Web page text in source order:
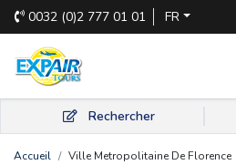
0032 (0)2 777 01 01 FR
Rechercher
Accueil Ville Metropolitaine De Florence